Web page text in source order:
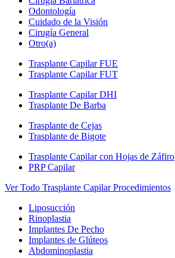
Odontología
Cuidado de la Visión
Cirugía General
Otro(a)
Trasplante Capilar FUE
Trasplante Capilar FUT
Trasplante Capilar DHI
Trasplante De Barba
Trasplante de Cejas
Trasplante de Bigote
Trasplante Capilar con Hojas de Záfiro
PRP Capilar
Ver Todo Trasplante Capilar Procedimientos
Liposucción
Rinoplastia
Implantes De Pecho
Implantes de Glúteos
Abdominoplastia